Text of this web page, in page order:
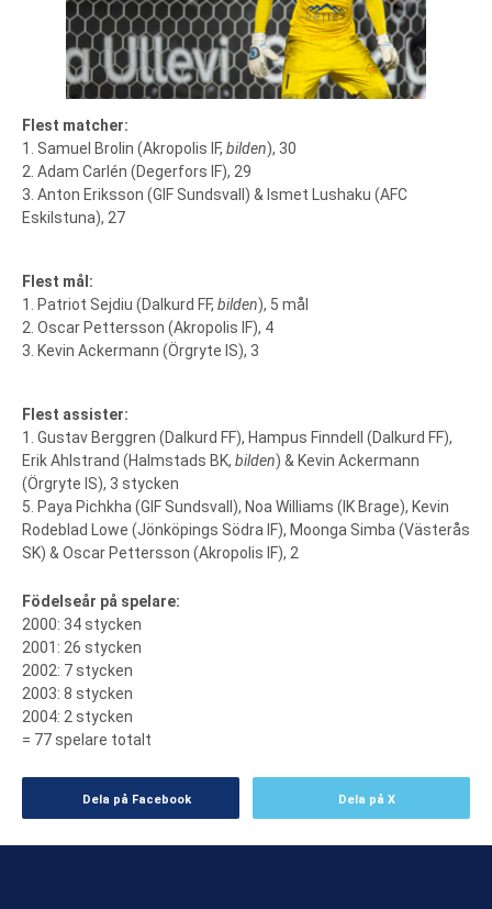
Flest matcher:
1. Samuel Brolin (Akropolis IF, bilden), 30
2. Adam Carlén (Degerfors IF), 29
3. Anton Eriksson (GIF Sundsvall) & Ismet Lushaku (AFC
Eskilstuna), 27
Flest mål:
1. Patriot Sejdiu (Dalkurd FF, bilden), 5 mål
2. Oscar Pettersson (Akropolis IF), 4
3. Kevin Ackermann (Örgryte IS), 3
Flest assister:
1. Gustav Berggren (Dalkurd FF), Hampus Finndell (Dalkurd FF),
Erik Ahlstrand (Halmstads BK, bilden) & Kevin Ackermann
(Örgryte IS), 3 stycken
5. Paya Pichkha (GIF Sundsvall), Noa Williams (IK Brage), Kevin
Rodeblad Lowe (Jönköpings Södra IF), Moonga Simba (Västerås
SK) & Oscar Pettersson (Akropolis IF), 2
Födelseår på spelare:
2000: 34 stycken
2001: 26 stycken
2002: 7 stycken
2003: 8 stycken
2004: 2 stycken
= 77 spelare totalt
Dela på Facebook Dela på X